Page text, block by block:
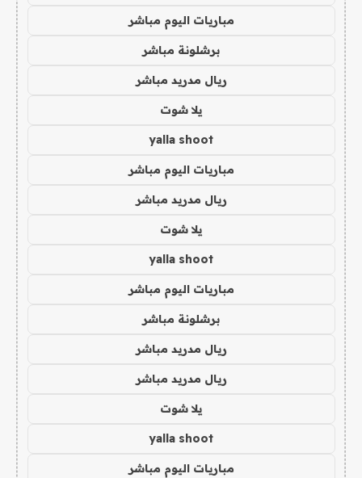
مباريات اليوم مباشر
برشلونة مباشر
ريال مدريد مباشر
يلا شوت
yalla shoot
مباريات اليوم مباشر
ريال مدريد مباشر
يلا شوت
yalla shoot
مباريات اليوم مباشر
برشلونة مباشر
ريال مدريد مباشر
ريال مدريد مباشر
يلا شوت
yalla shoot
مباريات اليوم مباشر